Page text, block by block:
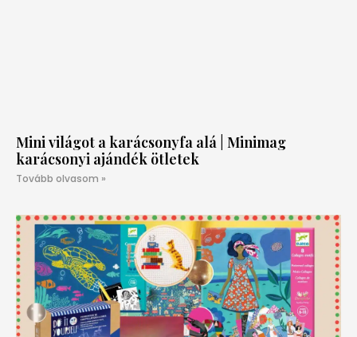
Mini világot a karácsonyfa alá | Minimag
karácsonyi ajándék ötletek
Tovább olvasom »